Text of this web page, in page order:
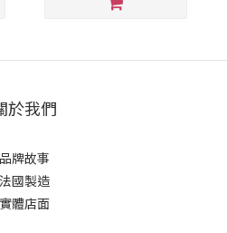
於我們
品牌故事
法國製造
實體店面